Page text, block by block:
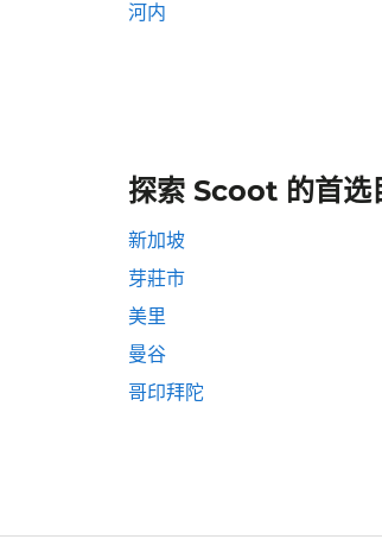
河内
探索 Scoot 的首选
新加坡
芽莊市
美里
曼谷
哥印拜陀